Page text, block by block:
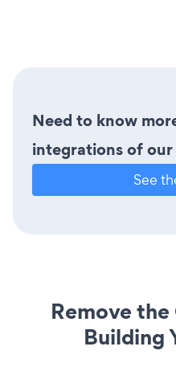
Need to know
integrations of our
See
Remove
Building